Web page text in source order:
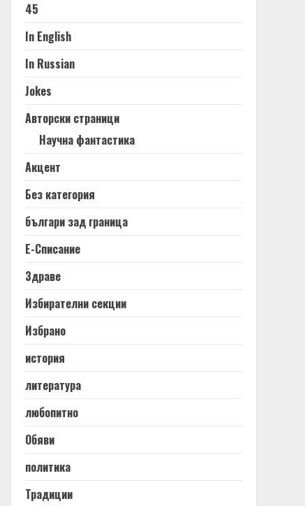
45
In English
In Russian
Jokes
Авторски страници
Научна фантастика
Акцент
Без категория
българи зад граница
Е-Списание
Здраве
Избирателни секции
Избрано
история
литература
любопитно
Обяви
политика
Традиции